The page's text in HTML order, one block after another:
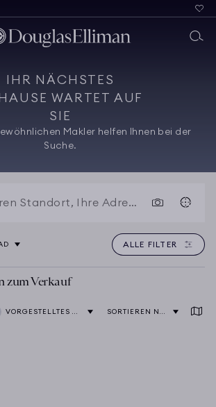
IHR NÄCHSTES
WARTET AUF
SIE
Makler helfen Ihnen bei der
Suche.
ALLE FILTER
zum Verkauf
VORGESTELLTES BILD: SORTIEREN NACH